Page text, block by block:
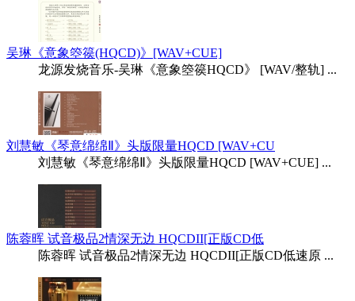
吴琳《意象箜篌(HQCD)》[WAV+CUE]
龙源发烧音乐-吴琳《意象箜篌HQCD》 [WAV/整轨] ...
刘慧敏《琴意绵绵Ⅱ》头版限量HQCD [WAV+CU
刘慧敏《琴意绵绵Ⅱ》头版限量HQCD [WAV+CUE] ...
陈蓉晖 试音极品2情深无边 HQCDII[正版CD低
陈蓉晖 试音极品2情深无边 HQCDII[正版CD低速原 ...